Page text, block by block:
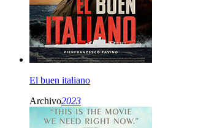
El buen italiano
Archivo2023